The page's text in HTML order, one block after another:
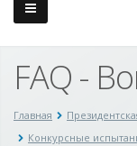
FAQ -
Главная
Конкурсные